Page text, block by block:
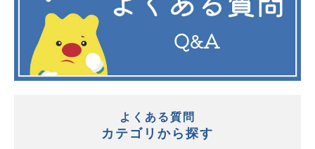
よくある質問
カテゴリから探す